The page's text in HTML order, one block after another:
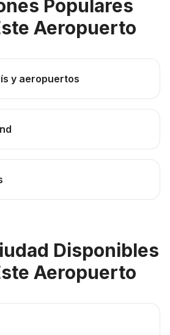
Populares
Aeropuerto
y aeropuertos
Disponibles
Aeropuerto